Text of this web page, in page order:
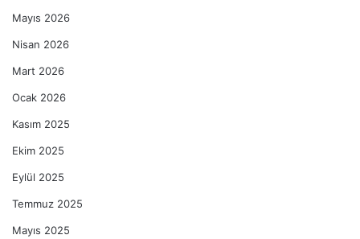
Mayıs 2026
Nisan 2026
Mart 2026
Ocak 2026
Kasım 2025
Ekim 2025
Eylül 2025
Temmuz 2025
Mayıs 2025